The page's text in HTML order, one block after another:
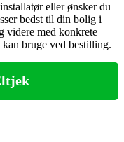
eller ønsker du
bedst til din bolig i
videre med konkrete
bruge ved bestilling.